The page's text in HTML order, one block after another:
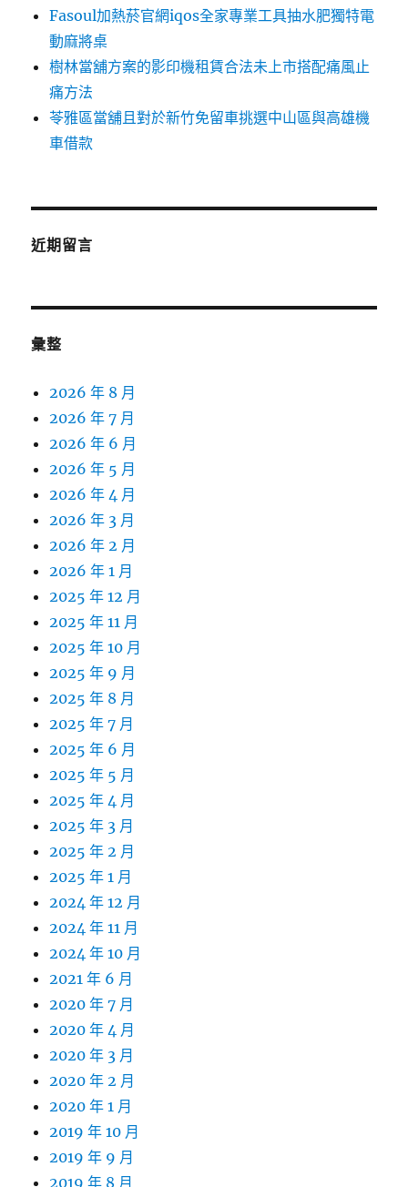
Fasoul加熱菸官網iqos全家專業工具抽水肥獨特電
動麻將桌
樹林當舖方案的影印機租賃合法未上市搭配痛風止
痛方法
苓雅區當舖且對於新竹免留車挑選中山區與高雄機
車借款
近期留言
彙整
2026 年 8 月
2026 年 7 月
2026 年 6 月
2026 年 5 月
2026 年 4 月
2026 年 3 月
2026 年 2 月
2026 年 1 月
2025 年 12 月
2025 年 11 月
2025 年 10 月
2025 年 9 月
2025 年 8 月
2025 年 7 月
2025 年 6 月
2025 年 5 月
2025 年 4 月
2025 年 3 月
2025 年 2 月
2025 年 1 月
2024 年 12 月
2024 年 11 月
2024 年 10 月
2021 年 6 月
2020 年 7 月
2020 年 4 月
2020 年 3 月
2020 年 2 月
2020 年 1 月
2019 年 10 月
2019 年 9 月
2019 年 8 月